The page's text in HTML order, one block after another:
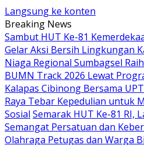
Langsung ke konten
Breaking News
Sambut HUT Ke-81
Gelar Aksi Bersih Lingkungan
Niaga Regional Sumbagsel Raih
BUMN Track 2026 Lewat
Kalapas Cibinong Bersama
Raya Tebar Kepedulian untuk
Sosial Semarak HUT Ke-81 RI,
Semangat Persatuan dan
Olahraga Petugas dan Warga